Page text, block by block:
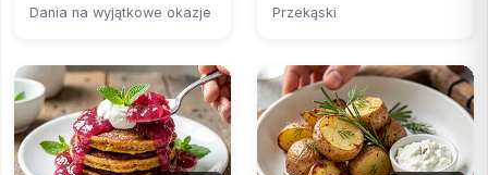
Dania na wyjątkowe okazje Przekąski